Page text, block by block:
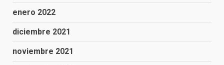
enero 2022
diciembre 2021
noviembre 2021